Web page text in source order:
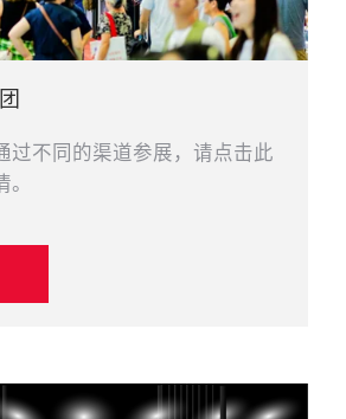
过不同的渠道参展，请点击此